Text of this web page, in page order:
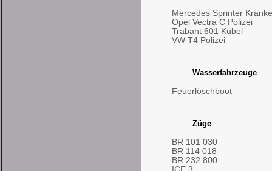
Mercedes Sprinter
Opel Vectra C Polizei
Trabant 601 Kübel
VW T4 Polizei
Wasserfahrzeuge
Feuerlöschboot
Züge
BR 101 030
BR 114 018
BR 232 800